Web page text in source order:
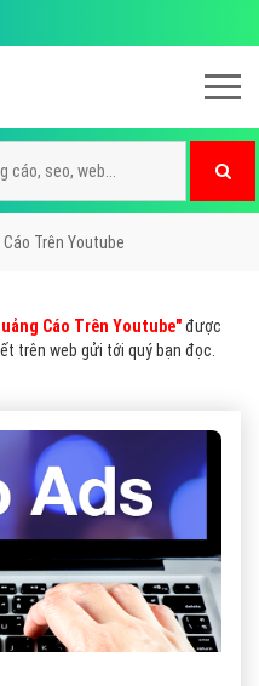
Trên Youtube
Cáo Trên Youtube"được
trên web gửi tới quý bạn đọc.